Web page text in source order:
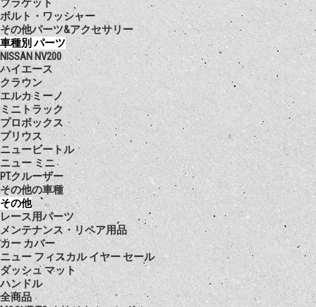
ブラケット
ボルト・ワッシャー
その他パーツ&アクセサリー
車種別 パーツ
NISSAN NV200
ハイエース
クラウン
エルカミーノ
ミニトラック
プロボックス
プリウス
ニュービートル
ニュー ミニ
PTクルーザー
その他の車種
その他
レース用パーツ
メンテナンス・リペア用品
カー カバー
ニュー フィスカル イヤー セール
ダッシュ マット
ハンドル
全商品